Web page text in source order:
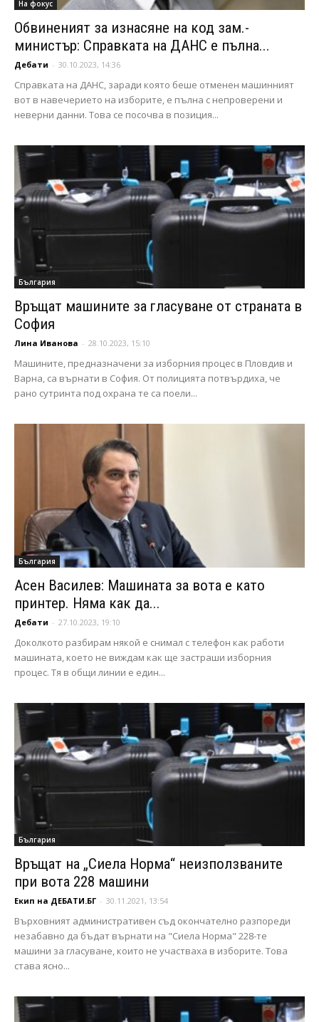
На фокус
Обвиненият за изнасяне на код зам.-
министър: Справката на ДАНС е пълна...
Дебати - 30.10.2023, 14:36
Справката на ДАНС, заради която беше отменен машинният
вот в навечерието на изборите, е пълна с непроверени и
неверни данни. Това се посочва в позиция...
България
Връщат машините за гласуване от страната в
София
Лина Иванова - 28.10.2023, 15:10
Машините, предназначени за изборния процес в Пловдив и
Варна, са върнати в София. От полицията потвърдиха, че
рано сутринта под охрана те са поели...
България
Асен Василев: Машината за вота е като
принтер. Няма как да...
Дебати - 27.10.2023, 19:10
Доколкото разбирам някой е снимал с телефон как работи
машината, което не виждам как ще застраши изборния
процес. Тя в общи линии е един...
България
Връщат на „Сиела Норма“ неизползваните
при вота 228 машини
Екип на ДЕБАТИ.БГ - 30.11.2021, 13:54
Върховният административен съд окончателно разпореди
незабавно да бъдат върнати на "Сиела Норма" 228-те
машини за гласуване, които не участваха в изборите. Това
става ясно...